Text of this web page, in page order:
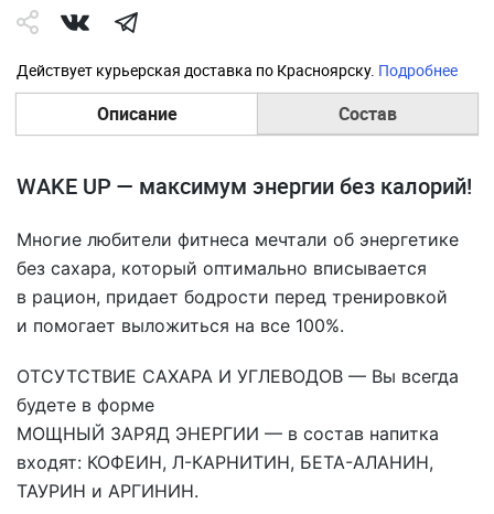
Действует курьерская доставка по Красноярску. Подробнее
Описание Состав
WAKE UP — максимум энергии без калорий!
Многие любители фитнеса мечтали об энергетике
без сахара, который оптимально вписывается
в рацион, придает бодрости перед тренировкой
и помогает выложиться на все 100%.
ОТСУТСТВИЕ САХАРА И УГЛЕВОДОВ — Вы всегда
будете в форме
МОЩНЫЙ ЗАРЯД ЭНЕРГИИ — в состав напитка
входят: КОФЕИН, Л-КАРНИТИН, БЕТА-АЛАНИН,
ТАУРИН и АРГИНИН.